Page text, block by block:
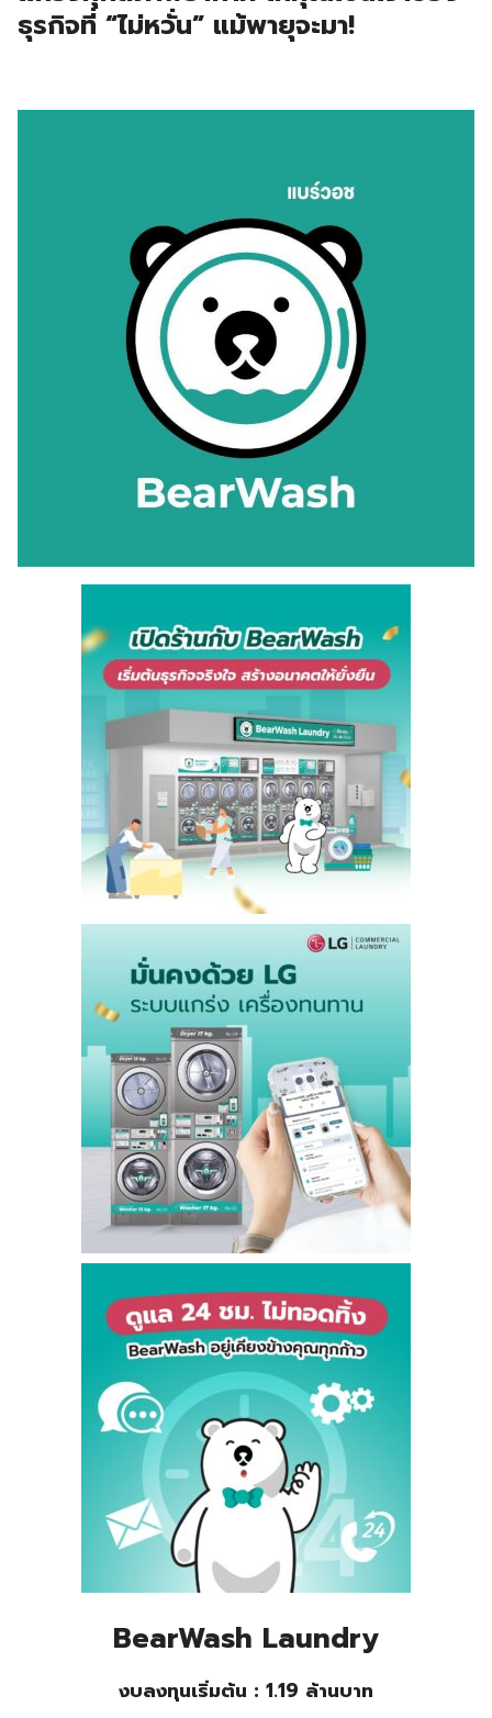
ธุรกิจที่ “ไม่หวั่น” แม้พายุจะมา!
BearWash Laundry
งบลงทุนเริ่มต้น : 1.19 ล้านบาท